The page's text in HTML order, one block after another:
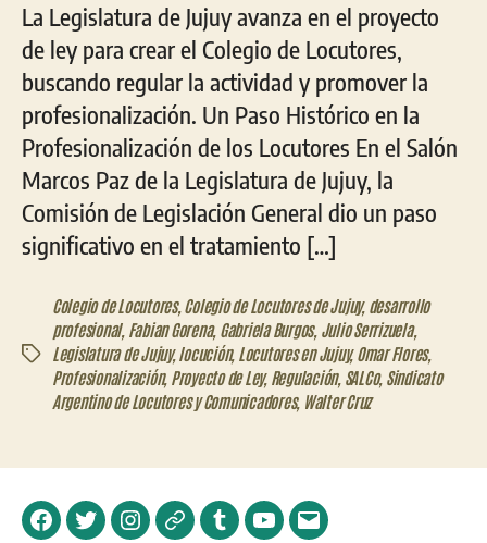
La Legislatura de Jujuy avanza en el proyecto
de ley para crear el Colegio de Locutores,
buscando regular la actividad y promover la
profesionalización. Un Paso Histórico en la
Profesionalización de los Locutores En el Salón
Marcos Paz de la Legislatura de Jujuy, la
Comisión de Legislación General dio un paso
significativo en el tratamiento […]
Etiquetas
Colegio de Locutores, Colegio de Locutores de Jujuy, desarrollo
profesional, Fabian Gorena, Gabriela Burgos, Julio Serrizuela,
Legislatura de Jujuy,locución, Locutores en Jujuy,Omar Flores,
Profesionalización, Proyecto de Ley, Regulación, SALCo, Sindicato
Argentino de Locutores y Comunicadores, Walter Cruz
FacebookTwitterInstagramTelegramTumblrYouTubeCorreo